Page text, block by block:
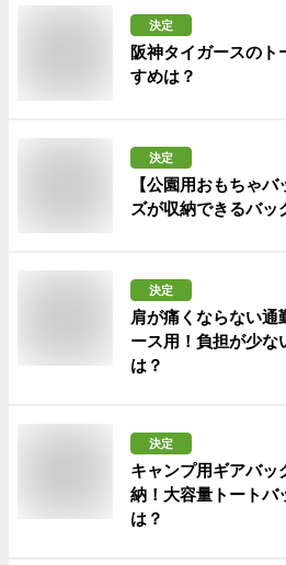
決定
阪神タイガースのト
すめは？
決定
【公園用おもちゃ
ズが収納できるバッ
決定
肩が痛くならない通
ース用！負担が少な
は？
決定
キャンプ用ギアバッ
納！大容量トートバ
は？